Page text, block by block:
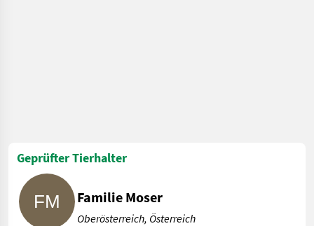
Geprüfter Tierhalter
Familie Moser
Oberösterreich, Österreich